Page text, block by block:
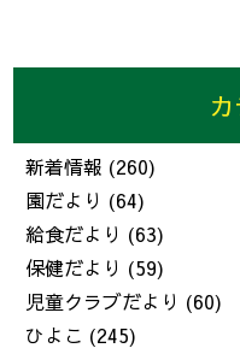
新着情報 (260)
園だより (64)
給食だより (63)
保健だより (59)
児童クラブだより (60)
ひよこ (245)